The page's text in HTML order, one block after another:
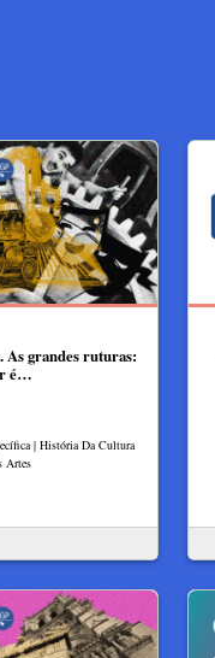
grandes ruturas:
é…
| História Da Cultura
Artes